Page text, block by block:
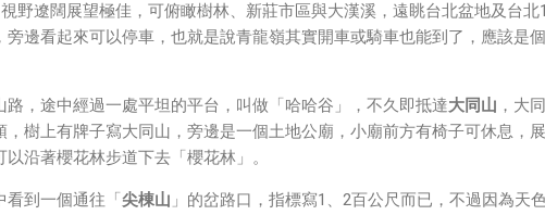
野遼闊展望極佳，可俯瞰樹林、新莊市區與大漢溪，遠眺台北盆地及台北
旁邊看起來可以停車，也就是說青龍嶺其實開車或騎車也能到了，應該是
路，途中經過一處平坦的平台，叫做「哈哈谷」，不久即抵達大同山 ，大
，樹上有牌子寫大同山，旁邊是一個土地公廟，小廟前方有椅子可休息，
沿著櫻花林步道下去「櫻花林」。
到一個通往「 尖棟山 」的岔路口，指標寫1、2百公尺而已，不過因為天